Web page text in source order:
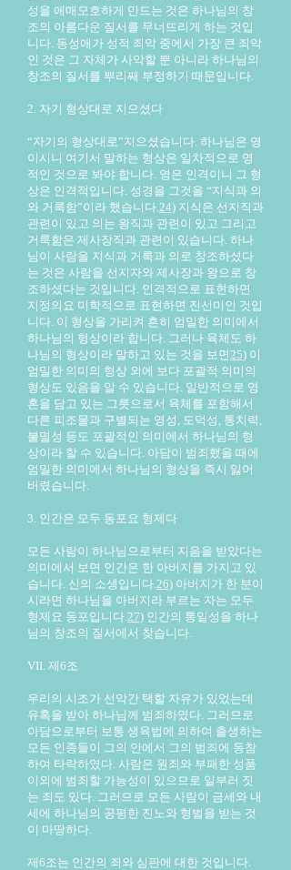
성을 애매모호하게 만드는 것은 하나님의 창
조의 아름다운 질서를 무너뜨리게 하는 것입
니다. 동성애가 성적 죄악 중에서 가장 큰 죄악
인 것은 그 자체가 사악할 뿐 아니라 하나님의
창조의 질서를 뿌리째 부정하기 때문입니다.
2. 자기 형상대로 지으셨다
“자기의 형상대로”지으셨습니다. 하나님은 영
이시니 여기서 말하는 형상은 일차적으로 영
적인 것으로 봐야 합니다. 영은 인격이니 그 형
상은 인격적입니다. 성경을 그것을 “지식과 의
와 거룩함”이라 했습니다.24) 지식은 선지직과
관련이 있고 의는 왕직과 관련이 있고 그리고
거룩함은 제사장직과 관련이 있습니다. 하나
님이 사람을 지식과 거룩과 의로 창조하셨다
는 것은 사람을 선지자와 제사장과 왕으로 창
조하셨다는 것입니다. 인격적으로 표현하면
지정의요 미학적으로 표현하면 진선미인 것입
니다. 이 형상을 가리켜 흔히 엄밀한 의미에서
하나님의 형상이라 합니다. 그러나 육체도 하
나님의 형상이라 말하고 있는 것을 보면25) 이
엄밀한 의미의 형상 외에 보다 포괄적 의미의
형상도 있음을 알 수 있습니다. 일반적으로 영
혼을 담고 있는 그릇으로서 육체를 포함해서
다른 피조물과 구별되는 영성, 도덕성, 통치력,
불멸성 등도 포괄적인 의미에서 하나님의 형
상이라 할 수 있습니다. 아담이 범죄했을 때에
엄밀한 의미에서 하나님의 형상을 즉시 잃어
버렸습니다.
3. 인간은 모두 동포요 형제다
모든 사람이 하나님으로부터 지음을 받았다는
의미에서 보면 인간은 한 아버지를 가지고 있
습니다. 신의 소생입니다.26) 아버지가 한 분이
시라면 하나님을 아버지라 부르는 자는 모두
형제요 동포입니다.27) 인간의 통일성을 하나
님의 창조의 질서에서 찾습니다.
VII. 제6조
우리의 시조가 선악간 택할 자유가 있었는데
유혹을 받아 하나님께 범죄하였다. 그러므로
아담으로부터 보통 생육법에 의하여 출생하는
모든 인종들이 그의 안에서 그의 범죄에 동참
하여 타락하였다. 사람은 원죄와 부패한 성품
이외에 범죄할 가능성이 있으므로 일부러 짓
는 죄도 있다. 그러므로 모든 사람이 금세와 내
세에 하나님의 공평한 진노와 형벌을 받는 것
이 마땅하다.
제6조는 인간의 죄와 심판에 대한 것입니다.